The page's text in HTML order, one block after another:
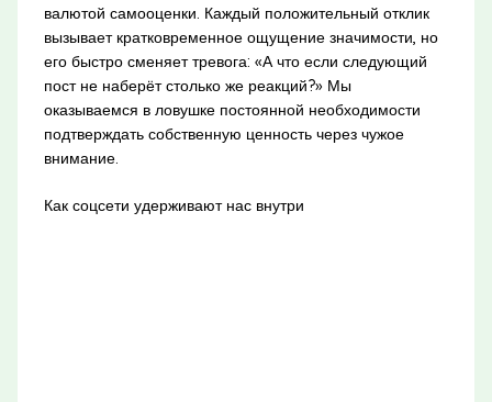
валютой самооценки. Каждый положительный отклик
вызывает кратковременное ощущение значимости, но
его быстро сменяет тревога: «А что если следующий
пост не наберёт столько же реакций?» Мы
оказываемся в ловушке постоянной необходимости
подтверждать собственную ценность через чужое
внимание.
Как соцсети удерживают нас внутри